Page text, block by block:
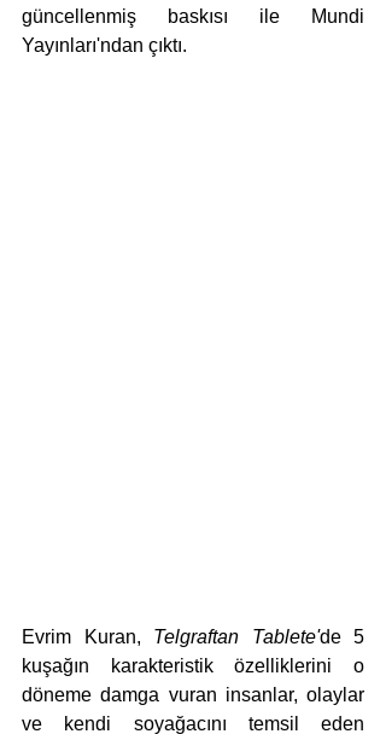
güncellenmiş baskısı ile Mundi
Yayınları'ndan çıktı.
Evrim Kuran, Telgraftan Tablete'de 5
kuşağın karakteristik özelliklerini o
döneme damga vuran insanlar, olaylar
ve kendi soyağacını temsil eden